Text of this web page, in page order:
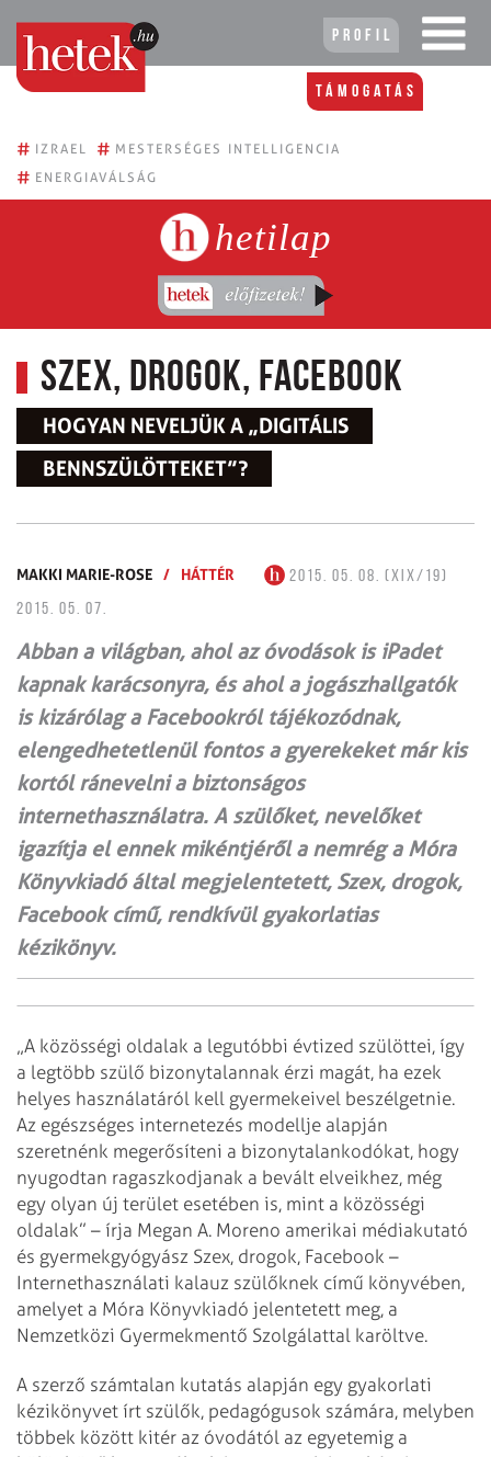
Profil
Támogatás
# IZRAEL # MESTERSÉGES INTELLIGENCIA
# ENERGIAVÁLSÁG
hetilap
Szex, drogok, Facebook
HOGYAN NEVELJÜK A „DIGITÁLIS
BENNSZÜLÖTTEKET”?
MAKKI MARIE-ROSE / HÁTTÉR
2015. 05. 08. (XIX/19)
2015. 05. 07.
Abban a világban, ahol az óvodások is iPadet
kapnak karácsonyra, és ahol a jogászhallgatók
is kizárólag a Facebookról tájékozódnak,
elengedhetetlenül fontos a gyerekeket már kis
kortól ránevelni a biztonságos
internethasználatra. A szülőket, nevelőket
igazítja el ennek mikéntjéről a nemrég a Móra
Könyvkiadó által megjelentetett, Szex, drogok,
Facebook című, rendkívül gyakorlatias
kézikönyv.
„A közösségi oldalak a legutóbbi évtized szülöttei, így
a legtöbb szülő bizonytalannak érzi magát, ha ezek
helyes használatáról kell gyermekeivel beszélgetnie.
Az egészséges internetezés modellje alapján
szeretnénk megerősíteni a bizonytalankodókat, hogy
nyugodtan ragaszkodjanak a bevált elveikhez, még
egy olyan új terület esetében is, mint a közösségi
oldalak” – írja Megan A. Moreno amerikai médiakutató
és gyermekgyógyász Szex, drogok, Facebook –
Internethasználati kalauz szülőknek című könyvében,
amelyet a Móra Könyvkiadó jelentetett meg, a
Nemzetközi Gyermekmentő Szolgálattal karöltve.
A szerző számtalan kutatás alapján egy gyakorlati
kézikönyvet írt szülők, pedagógusok számára, melyben
többek között kitér az óvodától az egyetemig a